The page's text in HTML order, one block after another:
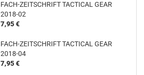
FACH-ZEITSCHRIFT TACTICAL GEAR
2018-02
7,95 €
FACH-ZEITSCHRIFT TACTICAL GEAR
2018-04
7,95 €